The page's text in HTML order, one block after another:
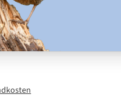
(Digital)